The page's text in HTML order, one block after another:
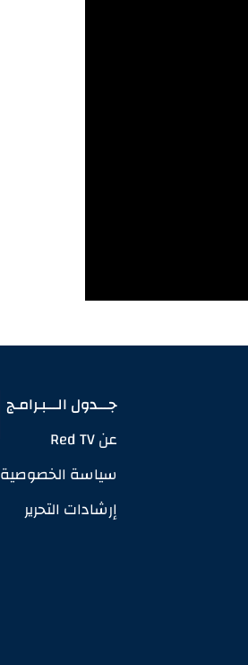
جـــدول الـــبـرامـج
عن Red TV
سياسة الخصوصية
إرشادات التحرير